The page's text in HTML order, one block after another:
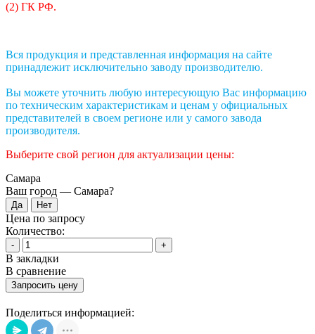
(2) ГК РФ.
Вся продукция и представленная информация на сайте
принадлежит исключительно заводу производителю.
Вы можете уточнить любую интересующую Вас информацию
по техническим характеристикам и ценам у официальных
представителей в своем регионе или у самого завода
производителя.
Выберите свой регион для актуализации цены:
Самара
Ваш город — Самара?
Цена по запросу
Количество:
- +
В закладки
В сравнение
Запросить цену
Поделиться информацией: